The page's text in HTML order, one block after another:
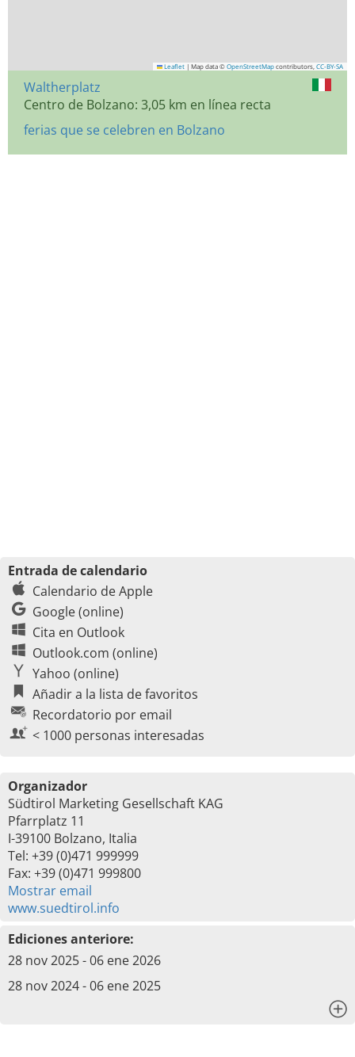
Leaflet | Map data © OpenStreetMap contributors, CC-BY-SA
Waltherplatz
Centro de Bolzano: 3,05 km en línea recta
ferias que se celebren en Bolzano
Entrada de calendario
Calendario de Apple
Google (online)
Cita en Outlook
Outlook.com (online)
Yahoo (online)
Añadir a la lista de favoritos
Recordatorio por email
< 1000 personas interesadas
Organizador
Südtirol Marketing Gesellschaft KAG
Pfarrplatz 11
I-39100 Bolzano, Italia
Tel: +39 (0)471 999999
Fax: +39 (0)471 999800
Mostrar email
www.suedtirol.info
Ediciones anteriore:
28 nov 2025 - 06 ene 2026
28 nov 2024 - 06 ene 2025